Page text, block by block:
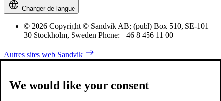
Changer de langue
© 2026 Copyright © Sandvik AB; (publ) Box 510, SE-101
30 Stockholm, Sweden Phone: +46 8 456 11 00
Autres sites web Sandvik
We would like your consent